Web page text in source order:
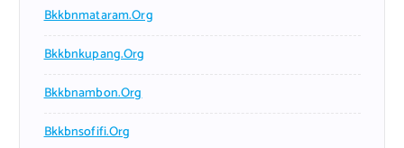
Bkkbnmataram.org
Bkkbnkupang.org
Bkkbnambon.org
Bkkbnsofifi.org